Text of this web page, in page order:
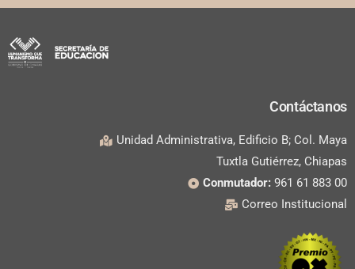
Contáctanos
Unidad Administrativa, Edificio B; Col. Maya
Tuxtla Gutiérrez, Chiapas
Conmutador: 961 61 883 00
Correo Institucional